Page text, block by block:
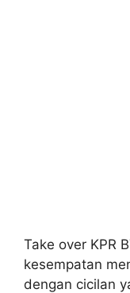
Take over KPR
kesempatan
dengan cicilan